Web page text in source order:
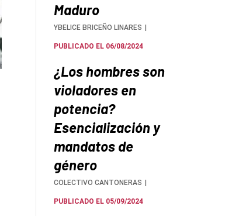
Maduro
YBELICE BRICEÑO LINARES
PUBLICADO EL 06/08/2024
¿Los hombres son
violadores en
potencia?
Esencialización y
mandatos de
género
COLECTIVO CANTONERAS
PUBLICADO EL 05/09/2024